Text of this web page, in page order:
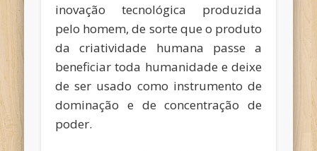
inovação tecnológica produzida
pelo homem, de sorte que o produto
da criatividade humana passe a
beneficiar toda humanidade e deixe
de ser usado como instrumento de
dominação e de concentração de
poder.